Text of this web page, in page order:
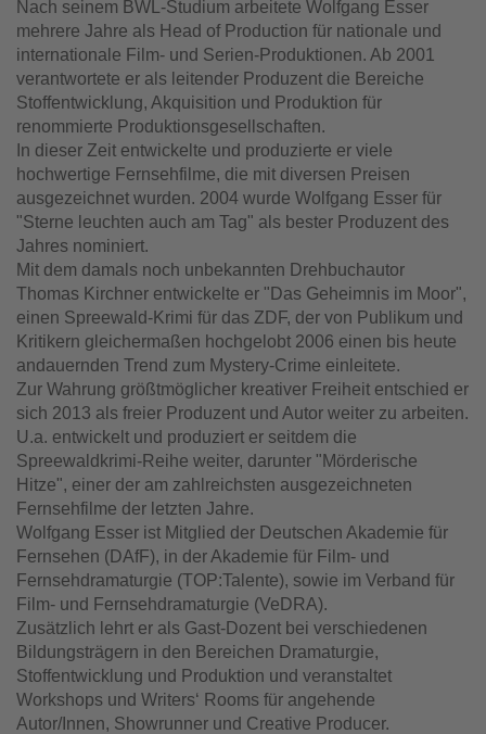
Nach seinem BWL-Studium arbeitete Wolfgang Esser
mehrere Jahre als Head of Production für nationale und
internationale Film- und Serien-Produktionen. Ab 2001
verantwortete er als leitender Produzent die Bereiche
Stoffentwicklung, Akquisition und Produktion für
renommierte Produktionsgesellschaften.
In dieser Zeit entwickelte und produzierte er viele
hochwertige Fernsehfilme, die mit diversen Preisen
ausgezeichnet wurden. 2004 wurde Wolfgang Esser für
"Sterne leuchten auch am Tag" als bester Produzent des
Jahres nominiert.
Mit dem damals noch unbekannten Drehbuchautor
Thomas Kirchner entwickelte er "Das Geheimnis im Moor",
einen Spreewald-Krimi für das ZDF, der von Publikum und
Kritikern gleichermaßen hochgelobt 2006 einen bis heute
andauernden Trend zum Mystery-Crime einleitete.
Zur Wahrung größtmöglicher kreativer Freiheit entschied er
sich 2013 als freier Produzent und Autor weiter zu arbeiten.
U.a. entwickelt und produziert er seitdem die
Spreewaldkrimi-Reihe weiter, darunter "Mörderische
Hitze", einer der am zahlreichsten ausgezeichneten
Fernsehfilme der letzten Jahre.
Wolfgang Esser ist Mitglied der Deutschen Akademie für
Fernsehen (DAfF), in der Akademie für Film- und
Fernsehdramaturgie (TOP:Talente), sowie im Verband für
Film- und Fernsehdramaturgie (VeDRA).
Zusätzlich lehrt er als Gast-Dozent bei verschiedenen
Bildungsträgern in den Bereichen Dramaturgie,
Stoffentwicklung und Produktion und veranstaltet
Workshops und Writers‘ Rooms für angehende
Autor/Innen, Showrunner und Creative Producer.